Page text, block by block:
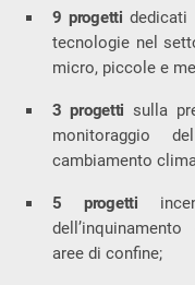
9 progetti dedicati
tecnologie nel
micro, piccole e
3 progetti sulla
monitoraggio
cambiamento
5 progetti
aree di confine;